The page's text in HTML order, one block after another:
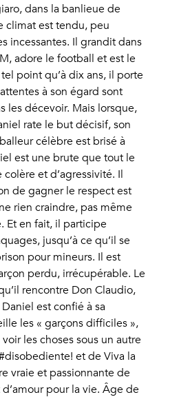
dans la banlieue de
climat est tendu, peu
incessantes. Il grandit dans
adore le football et est le
point qu’à dix ans, il porte
à son égard sont
les décevoir. Mais lorsque,
rate le but décisif, son
célèbre est brisé à
est une brute que tout le
et d’agressivité. Il
de gagner le respect est
rien craindre, pas même
Et en fait, il participe
jusqu’à ce qu’il se
pour mineurs. Il est
perdu, irrécupérable. Le
rencontre Don Claudio,
est confié à sa
les « garçons difficiles »,
les choses sous un autre
et de Viva la
vraie et passionnante de
pour la vie. Âge de